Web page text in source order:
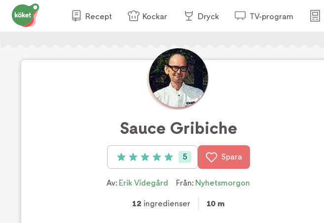
Recept Kockar Dryck TV-program
Sauce Gribiche
Betyg: 5 av 5 (5 röster)
5 Spara
Av: Erik Videgård Från: Nyhetsmorgon
12 ingredienser 10 m